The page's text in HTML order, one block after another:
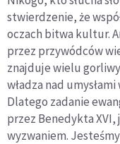
stwierdzenie, że
oczach bitwa kultur.
przez przywódców
znajduje wielu
władza nad
Dlatego zadanie
przez Benedykta
wyzwaniem.